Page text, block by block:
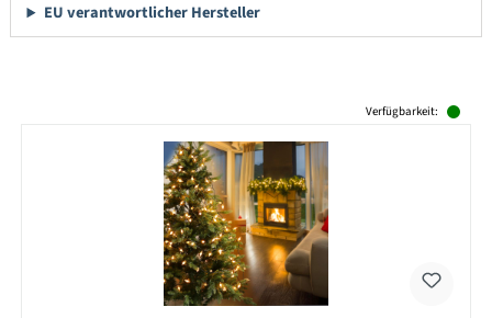
EU verantwortlicher Hersteller
Verfügbarkeit: